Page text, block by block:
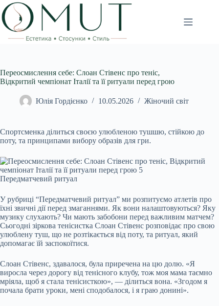
Перейти
до
вмісту
Переосмислення себе: Слоан Стівенс про теніс,
Відкритий чемпіонат Італії та її ритуали перед грою
Юлія Гордієнко 10.05.2026 Жіночий світ
Спортсменка ділиться своєю улюбленою тушшю, стійкою до
поту, та принципами вибору образів для гри.
Передматчевий ритуал
У рубриці “Передматчевий ритуал” ми розпитуємо атлетів про
їхні звичні дії перед змаганнями. Як вони налаштовуються? Яку
музику слухають? Чи мають забобони перед важливим матчем?
Сьогодні зіркова тенісистка Слоан Стівенс розповідає про свою
улюблену туш, що не розтікається від поту, та ритуал, який
допомагає їй заспокоїтися.
Слоан Стівенс, здавалося, була приречена на цю долю. «Я
виросла через дорогу від тенісного клубу, тож моя мама таємно
мріяла, щоб я стала тенісисткою», — ділиться вона. «Згодом я
почала брати уроки, мені сподобалося, і я граю донині».